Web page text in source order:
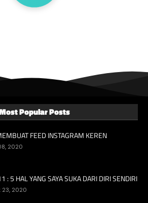
Popular Posts
FEED INSTAGRAM KEREN
2020
: 5 HAL YANG SAYA SUKA DARI DIRI SENDIRI
23, 2020